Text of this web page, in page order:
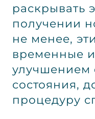
раскрывать
получении
не менее,
временные
улучшением
состояния,
процедуру